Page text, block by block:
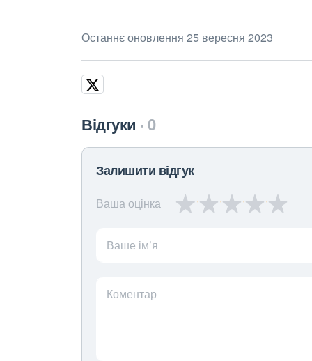
Останнє оновлення 25 вересня 2023
Відгуки 0
Залишити відгук
Ваша оцінка
Ваше ім’я
Коментар